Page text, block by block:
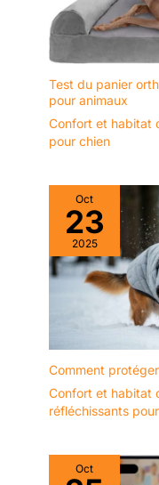
Test du panier
pour animaux
Confort et habitat
pour chien
Oct
23
2025
Comment
Confort et habitat
réfléchissants
Oct